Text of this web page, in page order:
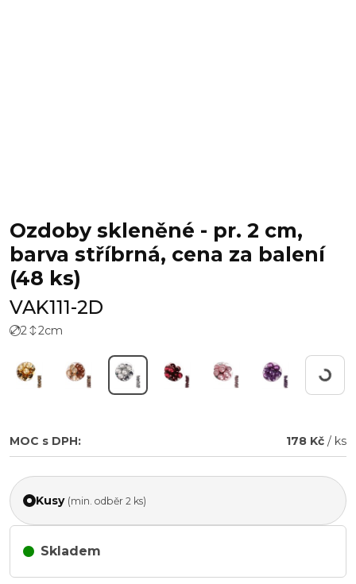
Ozdoby skleněné - pr. 2 cm,
barva stříbrná, cena za balení
(48 ks)
VAK111-2D
2 2cm
MOC s DPH: 178 Kč / ks
Kusy (min. odběr 2 ks)
Skladem